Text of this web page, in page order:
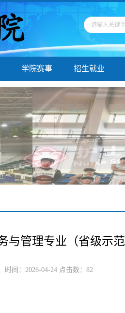
学院赛事 招生就业
与管理专业（省级示
时间：2026-04-24 点击数： 82